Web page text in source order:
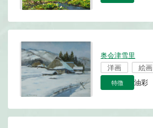
奥会津雪里
洋画
絵画
特徴 油彩